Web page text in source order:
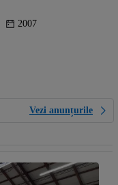
2007
Vezi anunțurile